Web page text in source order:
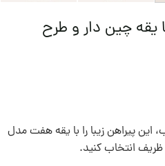
یقه چین دار و طرح
این پیراهن زیبا را با یقه هفت مدل
انتخاب کنید.